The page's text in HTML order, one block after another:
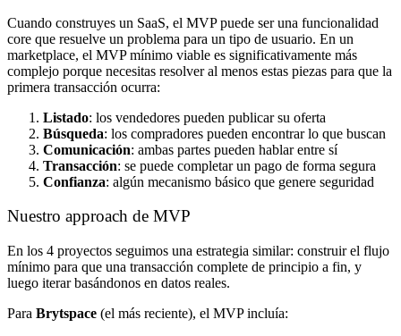
Cuando construyes un SaaS, el MVP puede ser una funcionalidad
core que resuelve un problema para un tipo de usuario. En un
marketplace, el MVP mínimo viable es significativamente más
complejo porque necesitas resolver al menos estas piezas para que la
primera transacción ocurra:
Listado: los vendedores pueden publicar su oferta
Búsqueda: los compradores pueden encontrar lo que buscan
Comunicación: ambas partes pueden hablar entre sí
Transacción: se puede completar un pago de forma segura
Confianza: algún mecanismo básico que genere seguridad
Nuestro approach de MVP
En los 4 proyectos seguimos una estrategia similar: construir el flujo
mínimo para que una transacción complete de principio a fin, y
luego iterar basándonos en datos reales.
Para Brytspace (el más reciente), el MVP incluía: